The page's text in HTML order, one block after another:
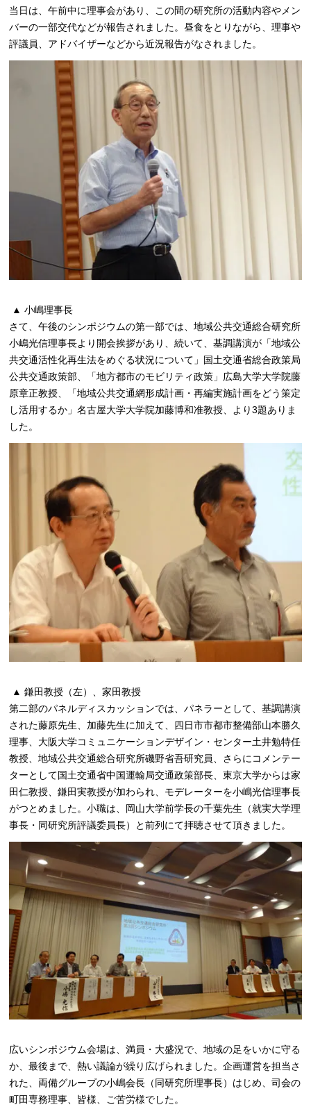
当日は、午前中に理事会があり、この間の研究所の活動内容やメン
バーの一部交代などが報告されました。昼食をとりながら、理事や
評議員、アドバイザーなどから近況報告がなされました。
▲ 小嶋理事長
さて、午後のシンポジウムの第一部では、地域公共交通総合研究所
小嶋光信理事長より開会挨拶があり、続いて、基調講演が「地域公
共交通活性化再生法をめぐる状況について」国土交通省総合政策局
公共交通政策部、「地方都市のモビリティ政策」広島大学大学院藤
原章正教授、「地域公共交通網形成計画・再編実施計画をどう策定
し活用するか」名古屋大学大学院加藤博和准教授、より3題ありま
した。
▲ 鎌田教授（左）、家田教授
第二部のパネルディスカッションでは、パネラーとして、基調講演
された藤原先生、加藤先生に加えて、四日市市都市整備部山本勝久
理事、大阪大学コミュニケーションデザイン・センター土井勉特任
教授、地域公共交通総合研究所磯野省吾研究員、さらにコメンテー
ターとして国土交通省中国運輸局交通政策部長、東京大学からは家
田仁教授、鎌田実教授が加わられ、モデレーターを小嶋光信理事長
がつとめました。小職は、岡山大学前学長の千葉先生（就実大学理
事長・同研究所評議委員長）と前列にて拝聴させて頂きました。
広いシンポジウム会場は、満員・大盛況で、地域の足をいかに守る
か、最後まで、熱い議論が繰り広げられました。企画運営を担当さ
れた、両備グループの小嶋会長（同研究所理事長）はじめ、司会の
町田専務理事、皆様、ご苦労様でした。